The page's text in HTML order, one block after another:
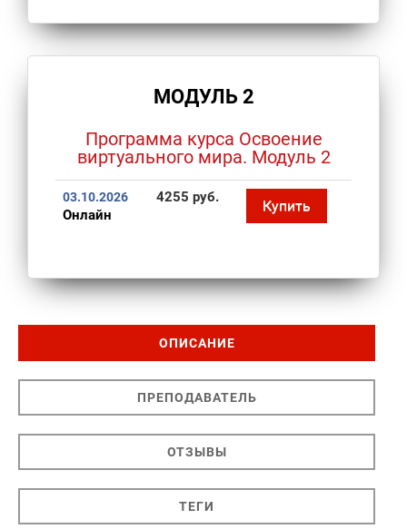
МОДУЛЬ 2
Программа курса Освоение
виртуального мира. Модуль 2
03.10.2026
Онлайн
4255 руб. Купить
ОПИСАНИЕ
ПРЕПОДАВАТЕЛЬ
ОТЗЫВЫ
ТЕГИ